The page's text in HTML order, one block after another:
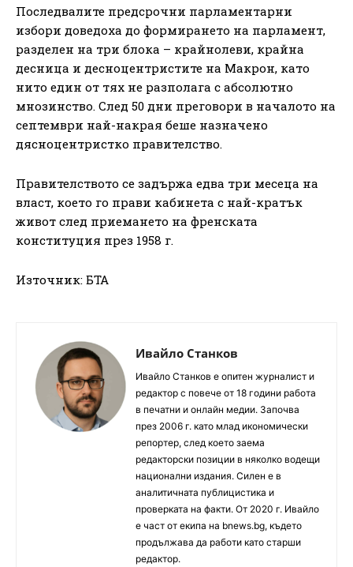
Последвалите предсрочни парламентарни
избори доведоха до формирането на парламент,
разделен на три блока – крайнолеви, крайна
десница и десноцентристите на Макрон, като
нито един от тях не разполага с абсолютно
мнозинство. След 50 дни преговори в началото на
септември най-накрая беше назначено
дясноцентристко правителство.
Правителството се задържа едва три месеца на
власт, което го прави кабинета с най-кратък
живот след приемането на френската
конституция през 1958 г.
Източник: БТА
Ивайло Станков
Ивайло Станков е опитен журналист и
редактор с повече от 18 години работа
в печатни и онлайн медии. Започва
през 2006 г. като млад икономически
репортер, след което заема
редакторски позиции в няколко водещи
национални издания. Силен е в
аналитичната публицистика и
проверката на факти. От 2020 г. Ивайло
е част от екипа на bnews.bg, където
продължава да работи като старши
редактор.